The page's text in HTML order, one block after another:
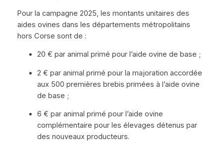
Pour la campagne 2025, les montants unitaires des
aides ovines dans les départements métropolitains
hors Corse sont de :
20 € par animal primé pour l’aide ovine de base ;
2 € par animal primé pour la majoration accordée
aux 500 premières brebis primées à l’aide ovine
de base ;
6 € par animal primé pour l’aide ovine
complémentaire pour les élevages détenus par
des nouveaux producteurs.